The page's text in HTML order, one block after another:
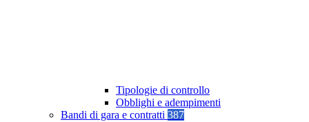
Tipologie di controllo
Obblighi e adempimenti
Bandi di gara e contratti 387